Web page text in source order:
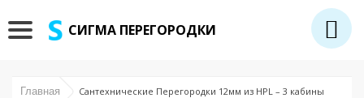
СИГМА ПЕРЕГОРОДКИ
Главная Сантехнические Перегородки 12мм из HPL – 3 кабины